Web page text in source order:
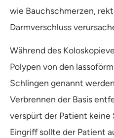
wie Bauchschmerzen,
Darmverschluss
Während des
Polypen von den
Schlingen genannt
Verbrennen der Basis
verspürt der Patient keine
Eingriff sollte der Patient